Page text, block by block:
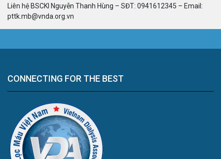
Liên hệ BSCKI Nguyễn Thanh Hùng – SĐT: 0941612345 – Email:
pttk.mb@vnda.org.vn
CONNECTING FOR THE BEST